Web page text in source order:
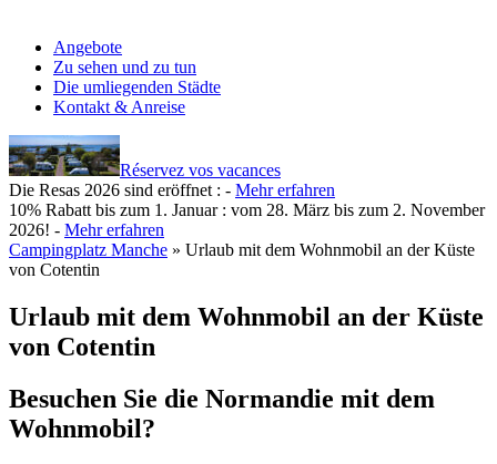
Angebote
Zu sehen und zu tun
Die umliegenden Städte
Kontakt & Anreise
Réservez vos vacances
Die Resas 2026 sind eröffnet : - Mehr erfahren
10% Rabatt bis zum 1. Januar : vom 28. März bis zum 2. November
2026! - Mehr erfahren
Campingplatz Manche » Urlaub mit dem Wohnmobil an der Küste
von Cotentin
Urlaub mit dem Wohnmobil an der Küste
von Cotentin
Besuchen Sie die Normandie mit dem
Wohnmobil?